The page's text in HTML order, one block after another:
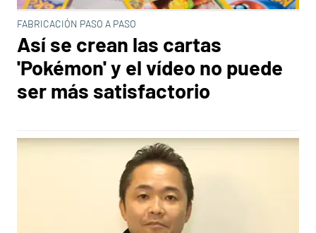
FABRICACIÓN PASO A PASO
Así se crean las cartas
'Pokémon' y el vídeo no puede
ser más satisfactorio